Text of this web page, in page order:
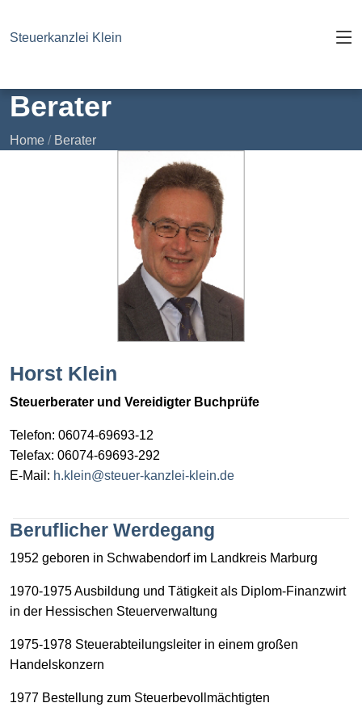
Steuerkanzlei Klein
Berater
Home / Berater
Horst Klein
Steuerberater und Vereidigter Buchprüfe
Telefon: 06074-69693-12
Telefax: 06074-69693-292
E-Mail: h.klein@steuer-kanzlei-klein.de
Beruflicher Werdegang
1952 geboren in Schwabendorf im Landkreis Marburg
1970-1975 Ausbildung und Tätigkeit als Diplom-Finanzwirt
in der Hessischen Steuerverwaltung
1975-1978 Steuerabteilungsleiter in einem großen
Handelskonzern
1977 Bestellung zum Steuerbevollmächtigten